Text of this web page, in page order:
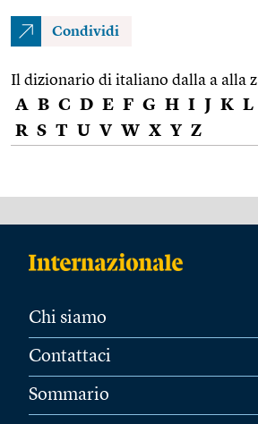
Condividi
Il dizionario di italiano dalla a alla z
A B C D E F G H I J K L
R S T U V W X Y Z
Chi siamo
Contattaci
Sommario